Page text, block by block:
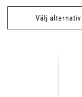
pris
Välj alternativ